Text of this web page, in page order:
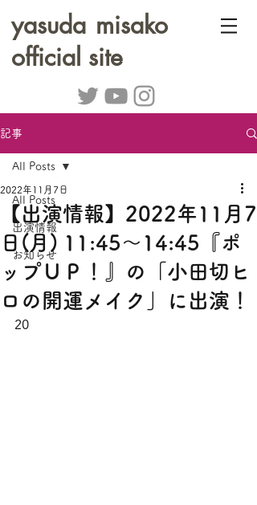
yasuda misako
official site
記事
All Posts
出演情報
お知らせ
All Posts
【出演情報】2022年11月7
日(月) 11:45～14:45『ポ
ップＵＰ！』の「小田切ヒ
ロの開運メイク」に出演！
2022年11月7日
20